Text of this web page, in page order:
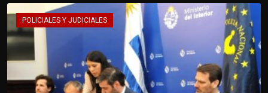
POLICIALES Y JUDICIALES